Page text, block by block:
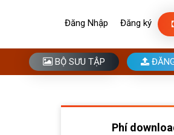
Đăng Nhập Đăng ký
BỘ SƯU TẬP
Phí